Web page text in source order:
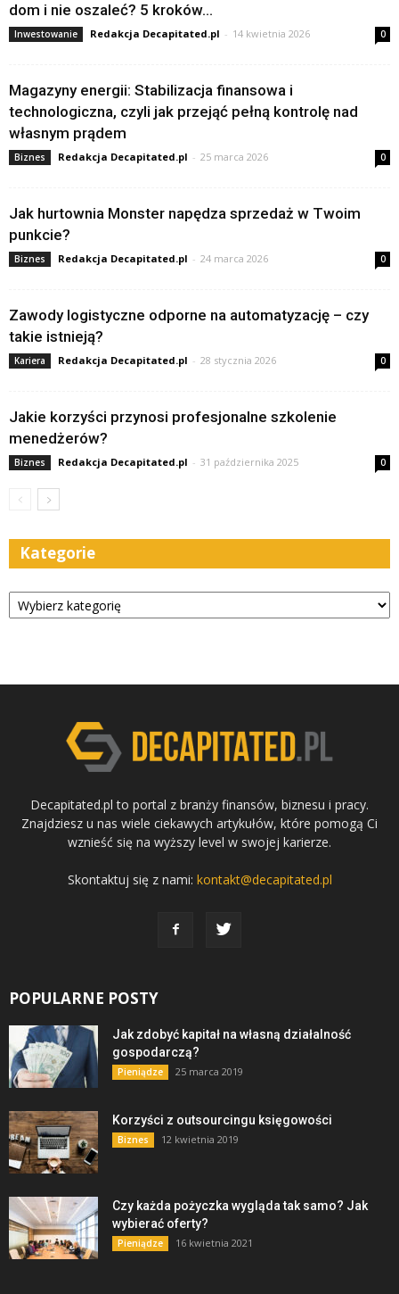
dom i nie oszaleć? 5 kroków...
Inwestowanie Redakcja Decapitated.pl - 14 kwietnia 2026 0
Magazyny energii: Stabilizacja finansowa i
technologiczna, czyli jak przejąć pełną kontrolę nad
własnym prądem
Biznes Redakcja Decapitated.pl - 25 marca 2026 0
Jak hurtownia Monster napędza sprzedaż w Twoim
punkcie?
Biznes Redakcja Decapitated.pl - 24 marca 2026 0
Zawody logistyczne odporne na automatyzację – czy
takie istnieją?
Kariera Redakcja Decapitated.pl - 28 stycznia 2026 0
Jakie korzyści przynosi profesjonalne szkolenie
menedżerów?
Biznes Redakcja Decapitated.pl - 31 października 2025 0
Kategorie
Kategorie
Decapitated.pl to portal z branży finansów, biznesu i pracy.
Znajdziesz u nas wiele ciekawych artykułów, które pomogą Ci
wznieść się na wyższy level w swojej karierze.
Skontaktuj się z nami: kontakt@decapitated.pl
POPULARNE POSTY
Jak zdobyć kapitał na własną działalność
gospodarczą?
Pieniądze 25 marca 2019
Korzyści z outsourcingu księgowości
Biznes 12 kwietnia 2019
Czy każda pożyczka wygląda tak samo? Jak
wybierać oferty?
Pieniądze 16 kwietnia 2021